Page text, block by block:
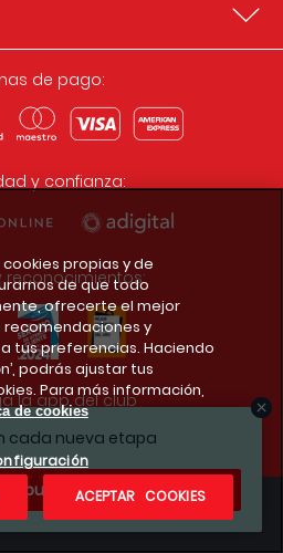
cada nueva etapa
apuntas?
de pago:
y confianza:
reconocimientos:
la app del club
cookies propias y de
de que todo
ofrecerte el mejor
y
tus preferencias. Haciendo
podrás ajustar tus
Para más información,
de cookies
ACEPTAR COOKIES